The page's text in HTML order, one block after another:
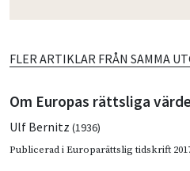
FLER ARTIKLAR FRÅN SAMMA
Om Europas rättsliga
Ulf Bernitz (1936)
Publicerad iEuroparättslig tidskrift